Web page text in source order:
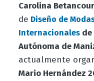
Carolina
de Diseño de
Internacionalesde
Autónoma de
actualmente
Mario Hernández